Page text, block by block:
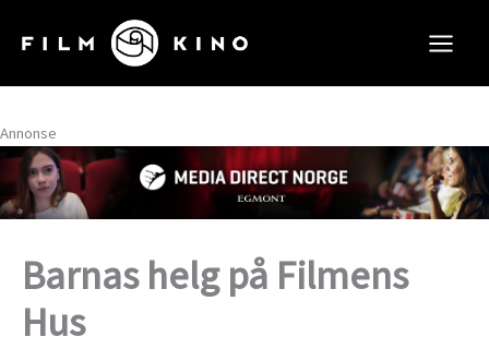
rett
innholdet
Annonse
Barnas helg på Filmens
Hus